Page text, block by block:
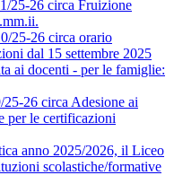
25-26 circa Fruizione
25-26 circa orario
dal 15 settembre 2025
ai docenti - per le famiglie:
26 circa Adesione ai
per le certificazioni
anno 2025/2026, il Liceo
scolastiche/formative